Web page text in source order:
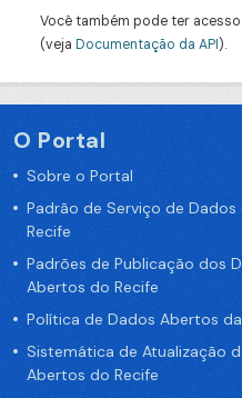
Você também pode ter
(veja Documentação da API).
O Portal
Sobre o Portal
Padrão de Serviço de
Recife
Padrões de Publicação dos
Abertos do Recife
Política de Dados Abertos
Sistemática de Atualização
Abertos do Recife